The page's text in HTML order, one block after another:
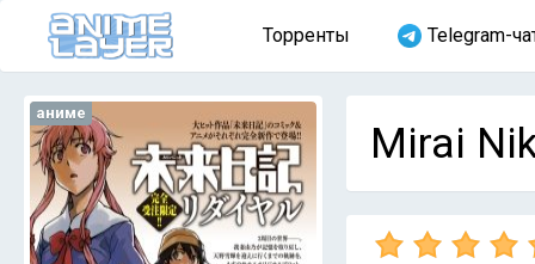
Торренты Telegram-
аниме
Mirai